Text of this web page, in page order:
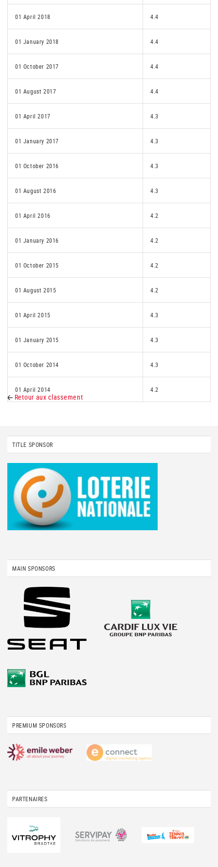
01 April 2018 4.4
01 January 2018 4.4
01 October 2017 4.4
01 August 2017 4.4
01 April 2017 4.3
01 January 2017 4.3
01 October 2016 4.3
01 August 2016 4.3
01 April 2016 4.2
01 January 2016 4.2
01 October 2015 4.2
01 August 2015 4.2
01 April 2015 4.3
01 January 2015 4.3
01 October 2014 4.3
01 April 2014 4.2
Retour aux classement
TITLE SPONSOR
MAIN SPONSORS
PREMIUM SPONSORS
PARTENAIRES